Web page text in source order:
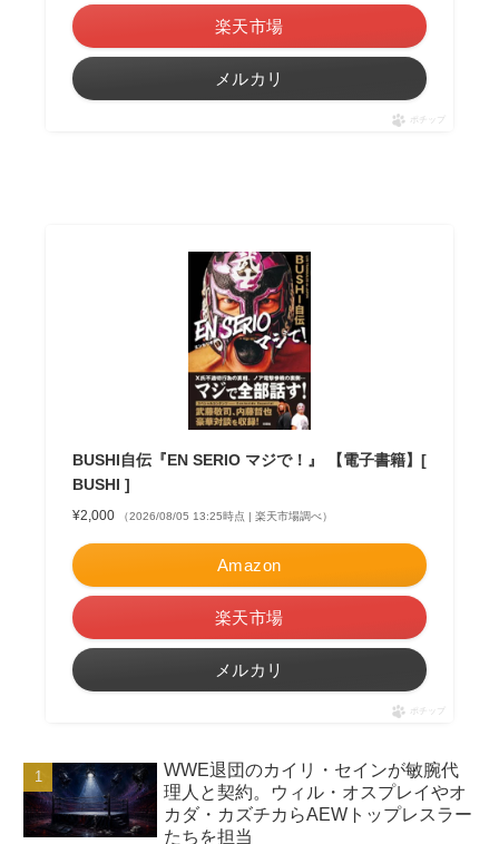
楽天市場
メルカリ
ポチップ
BUSHI自伝『EN SERIO マジで！』 【電子書籍】[
BUSHI ]
¥2,000 （2026/08/05 13:25時点 | 楽天市場調べ）
Amazon
楽天市場
メルカリ
ポチップ
WWE退団のカイリ・セインが敏腕代
理人と契約。ウィル・オスプレイやオ
カダ・カズチカらAEWトップレスラー
たちを担当